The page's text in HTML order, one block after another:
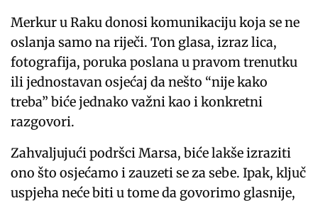
Merkur u Raku donosi komunikaciju koja se ne
oslanja samo na riječi. Ton glasa, izraz lica,
fotografija, poruka poslana u pravom trenutku
ili jednostavan osjećaj da nešto “nije kako
treba” biće jednako važni kao i konkretni
razgovori.
Zahvaljujući podršci Marsa, biće lakše izraziti
ono što osjećamo i zauzeti se za sebe. Ipak, ključ
uspjeha neće biti u tome da govorimo glasnije,